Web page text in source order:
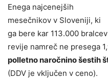
Enega najcenejših
mesečnikov v Sloveniji, ki
ga bere kar 113.000
revije namreč ne presega
polletno naročnino šestih
(DDV je vključen v ceno).